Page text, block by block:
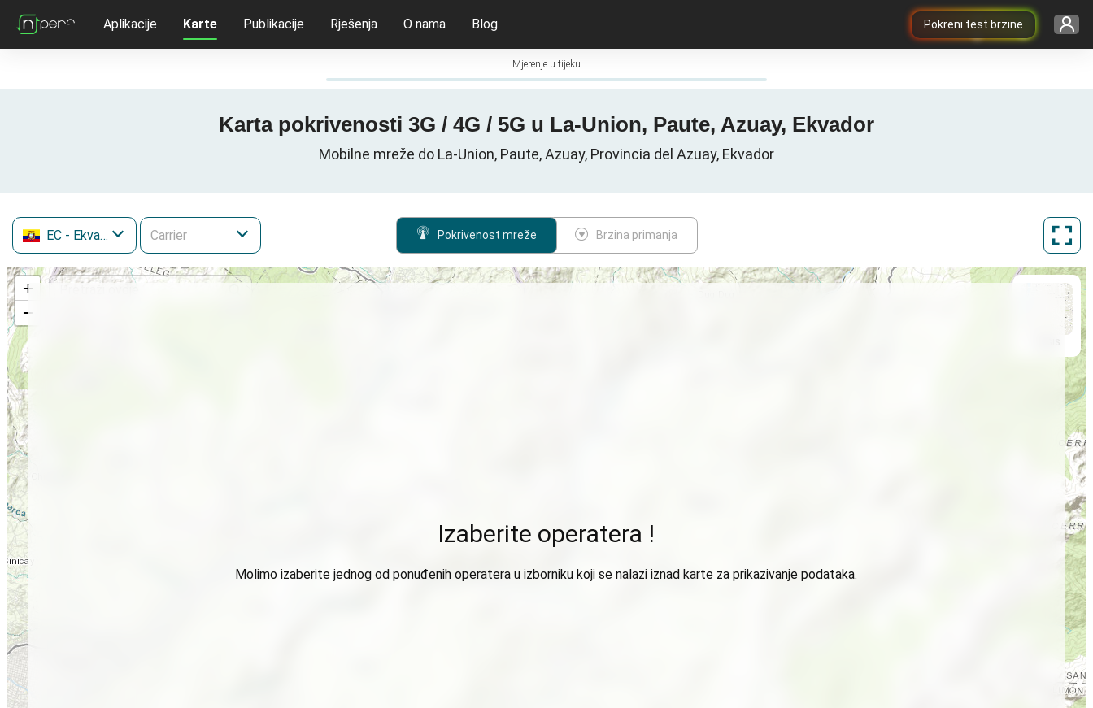
Pokreni test brzine
Aplikacije Karte Publikacije Rješenja O nama Blog
Mjerenje u tijeku
Karta pokrivenosti 3G / 4G / 5G u La-Union, Paute, Azuay, Ekvador
Mobilne mreže do La-Union, Paute, Azuay, Provincia del Azuay, Ekvador
EC - Ekvador Pokrivenost mreže Brzina primanja
+
−
Izaberite operatera !
Molimo izaberite jednog od ponuđenih operatera u izborniku koji se nalazi iznad karte za prikazivanje podataka.